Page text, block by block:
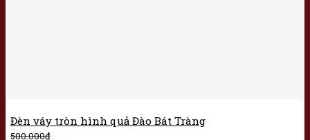
Đèn váy tròn hình quả Đào Bát Tràng
500.000₫